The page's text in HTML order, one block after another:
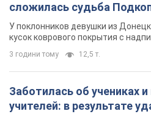
сложилась судьба
лет назад завоевала
У поклонников девушки из
кусок коврового покрытия с
3 години тому 12,5 т.
Заботилась об учениках
учителей: в результате